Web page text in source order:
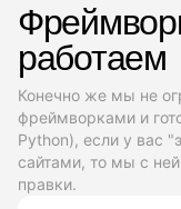
работаем
Конечно же мы не
фреймворками и
Python), если у вас
сайтами, то мы с
правки.